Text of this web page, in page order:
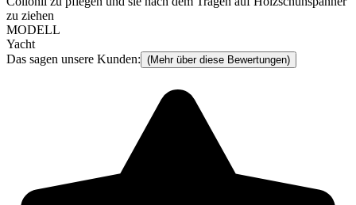
zu ziehen
MODELL
Yacht
Das sagen unsere Kunden: (Mehr über diese Bewertungen)